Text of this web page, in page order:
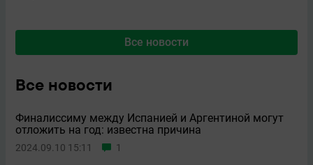
Все новости
Все новости
Финалиссиму между Испанией и Аргентиной могут
отложить на год: известна причина
2024.09.10 15:11 1